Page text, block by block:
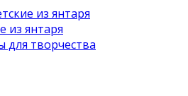
из янтаря
из янтаря
творчества